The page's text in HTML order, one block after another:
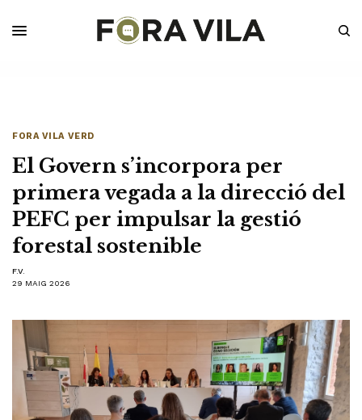
FORA VILA VERD
El Govern s’incorpora per
primera vegada a la direcció del
PEFC per impulsar la gestió
forestal sostenible
F.V.
29 MAIG 2026